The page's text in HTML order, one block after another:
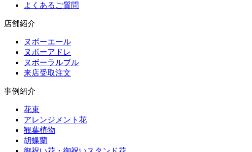
よくあるご質問
店舗紹介
ヌボーエール
ヌボーアドレ
ヌボーラルブル
来店受取注文
事例紹介
花束
アレンジメント花
観葉植物
胡蝶蘭